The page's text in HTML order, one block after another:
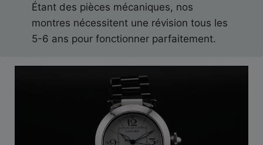
Étant des pièces mécaniques, nos
montres nécessitent une révision tous les
5-6 ans pour fonctionner parfaitement.